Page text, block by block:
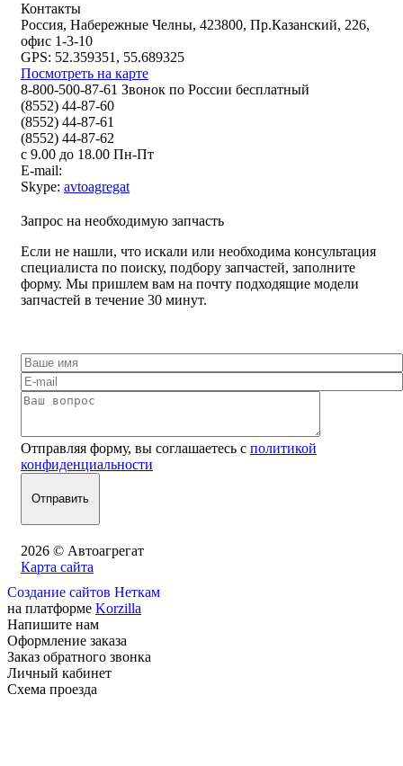
Контакты
Россия, Набережные Челны, 423800, Пр.Казанский, 226,
офис 1-3-10
GPS: 52.359351, 55.689325
Посмотреть на карте
8-800-500-87-61 Звонок по России бесплатный
(8552) 44-87-60
(8552) 44-87-61
(8552) 44-87-62
с 9.00 до 18.00 Пн-Пт
E-mail:
Skype: avtoagregat
Запрос на необходимую запчасть
Если не нашли, что искали или необходима консультация
специалиста по поиску, подбору запчастей, заполните
форму. Мы пришлем вам на почту подходящие модели
запчастей в течение 30 минут.
Отправляя форму, вы соглашаетесь с политикой
конфиденциальности
2026 © Автоагрегат
Карта сайта
Создание сайтов Неткам
на платформе Korzilla
Напишите нам
Оформление заказа
Заказ обратного звонка
Личный кабинет
Схема проезда